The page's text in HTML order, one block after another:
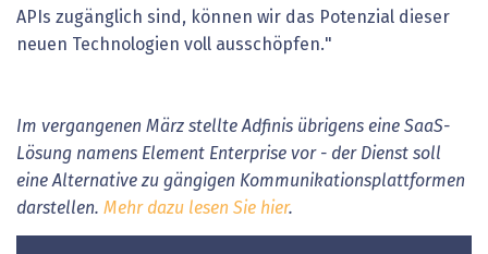
APIs zugänglich sind, können wir das Potenzial dieser
neuen Technologien voll ausschöpfen."
Im vergangenen März stellte Adfinis übrigens eine SaaS-
Lösung namens Element Enterprise vor - der Dienst soll
eine Alternative zu gängigen Kommunikationsplattformen
darstellen. Mehr dazu lesen Sie hier.